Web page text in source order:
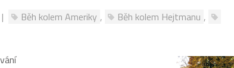
| Běh kolem Ameriky , Běh kolem Hejtmanu ,